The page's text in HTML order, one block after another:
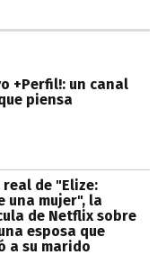
+Perfil!: un canal
piensa
de "Elize:
una mujer", la
de Netflix sobre
esposa que
a su marido